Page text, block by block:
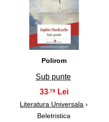
20
Polirom
Sub punte
33 ,78
Literatura Universala ›
Beletristica